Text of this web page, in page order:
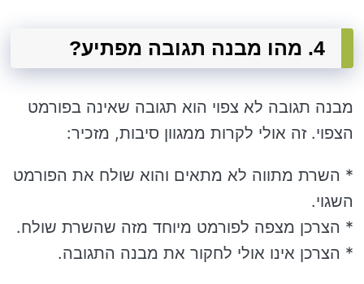
4. מהו מבנה תגובה מפתיע?
מבנה תגובה לא צפוי הוא תגובה שאינה בפורמט
הצפוי. זה אולי לקרות ממגוון סיבות, מזכיר:
* השרת מתווה לא מתאים והוא שולח את הפורמט
השגוי.
* הצרכן מצפה לפורמט מיוחד מזה שהשרת שולח.
* הצרכן אינו אולי לחקור את מבנה התגובה.